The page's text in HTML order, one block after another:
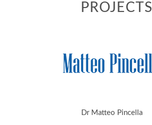
PROJECTS
Dr Matteo Pincella